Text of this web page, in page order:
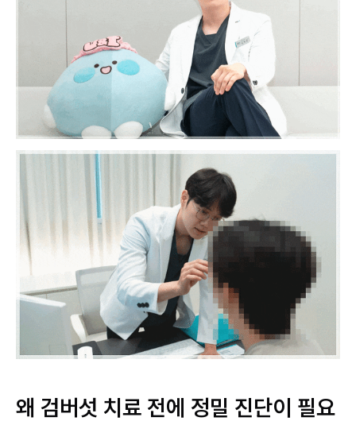
왜 검버섯 치료 전에 정밀 진단이 필요